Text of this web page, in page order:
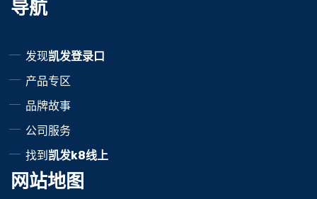
导航
发现凯发登录口
产品专区
品牌故事
公司服务
找到 凯发k8线上
网站地图